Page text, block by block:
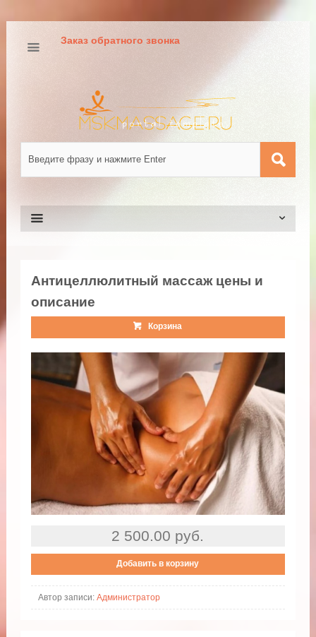
Заказ обратного звонка
Антицеллюлитный массаж цены и
описание
Корзина
2 500.00 руб.
Добавить в корзину
Автор записи: Администратор